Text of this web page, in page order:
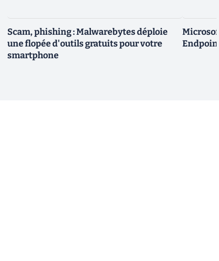
Scam, phishing : Malwarebytes déploie
une flopée d'outils gratuits pour votre
smartphone